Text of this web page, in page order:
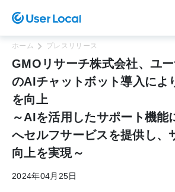
ホーム プレスリリース
GMOリサーチ株式会社、ユ
のAIチャットボット導入によ
を向上
～AIを活用したサポート機能
へセルフサービスを提供し、
向上を実現～
2024年04月25日